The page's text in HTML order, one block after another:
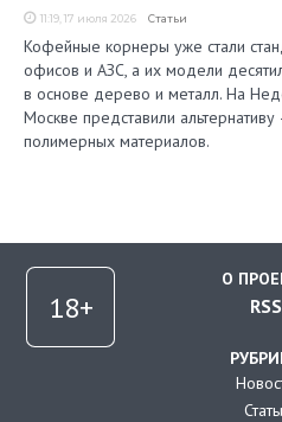
11:19, 17 июля 2026 Статьи
Кофейные корнеры уже стали
офисов и АЗС, а их модели
в основе дерево и металл. На
Москве представили
полимерных материалов.
О
RSS